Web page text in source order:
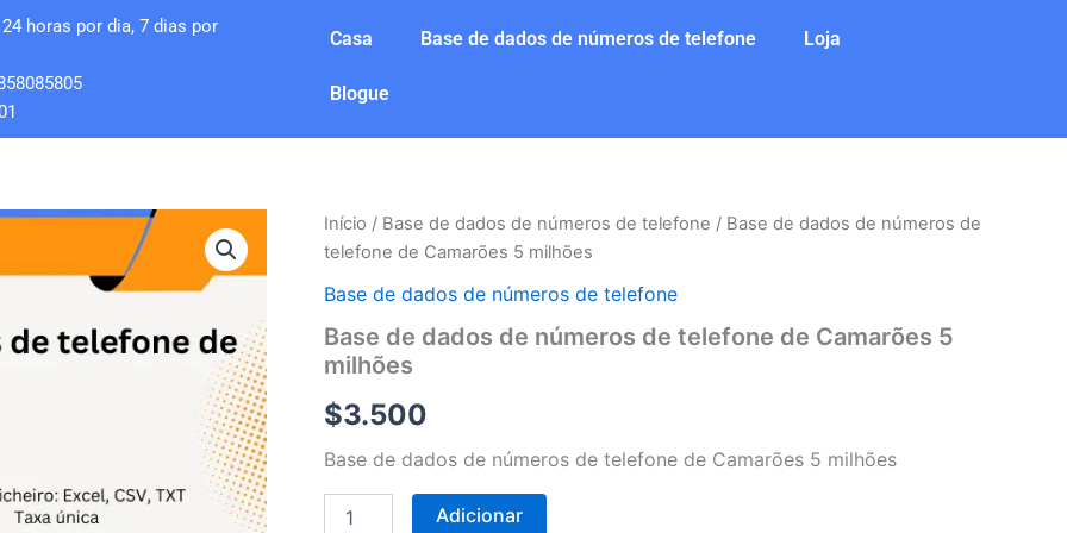
horas por dia, 7 dias por
Casa Base de dados de números de telefone Loja
Blogue
Início / Base de dados de números de telefone / Base de dados de números de
telefone de Camarões 5 milhões
Base de dados de números de telefone
Base de dados de números de telefone de Camarões 5
milhões
$3.500
Base de dados de números de telefone de Camarões 5 milhões
Quantidade
de
de
de
números
telefone
de
Camarões
Adicionar